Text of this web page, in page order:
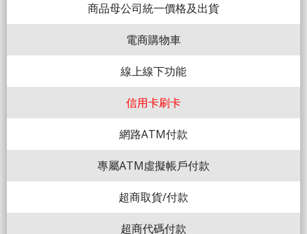
商品母公司統一價格及出貨
電商購物車
線上線下功能
信用卡刷卡
網路ATM付款
專屬ATM虛擬帳戶付款
超商取貨/付款
超商代碼付款